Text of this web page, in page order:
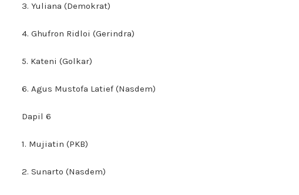
3. Yuliana (Demokrat)
4. Ghufron Ridloi (Gerindra)
5. Kateni (Golkar)
6. Agus Mustofa Latief (Nasdem)
Dapil 6
1. Mujiatin (PKB)
2. Sunarto (Nasdem)